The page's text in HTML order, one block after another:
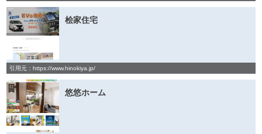
桧家住宅
引用元：https://www.hinokiya.jp/
悠悠ホーム